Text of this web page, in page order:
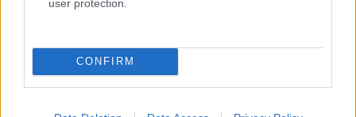
user protection.
CONFIRM